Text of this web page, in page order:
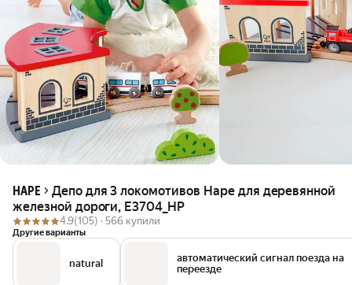
HAPE
Депо для 3 локомотивов Hape для деревянной
железной дороги, E3704_HP
4.9(105) · 566 купили
Другие варианты
natural
автоматический сигнал поезда на
переезде